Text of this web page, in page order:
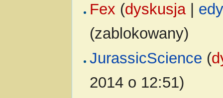
Fex (dyskusja|
(zablokowany)
JurassicScience (
2014 o 12:51)